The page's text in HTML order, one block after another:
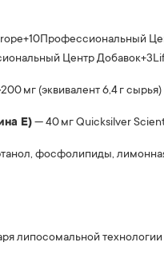
+10Профессиональный
Центр Добавок+3
мг (эквивалент 6,4 г сырья)
E)— 40 мгQuicksilver
фосфолипиды,
липосомальной